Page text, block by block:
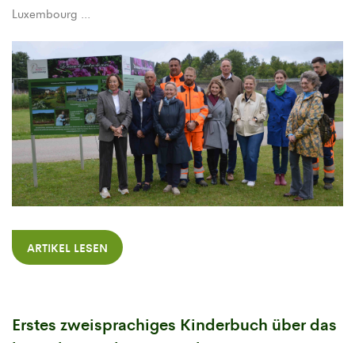
Luxembourg ...
ARTIKEL LESEN
Erstes zweisprachiges Kinderbuch über das